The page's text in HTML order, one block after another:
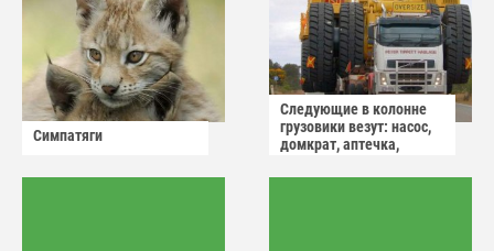
Симпатяги
Следующие в колонне
грузовики везут: насос,
домкрат, аптечка,